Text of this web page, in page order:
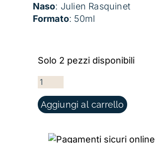
Naso: Julien Rasquinet
Formato: 50ml
Solo 2 pezzi disponibili
CHAMPACA HEADSPACE QUANTITÀ
Aggiungi al carrello